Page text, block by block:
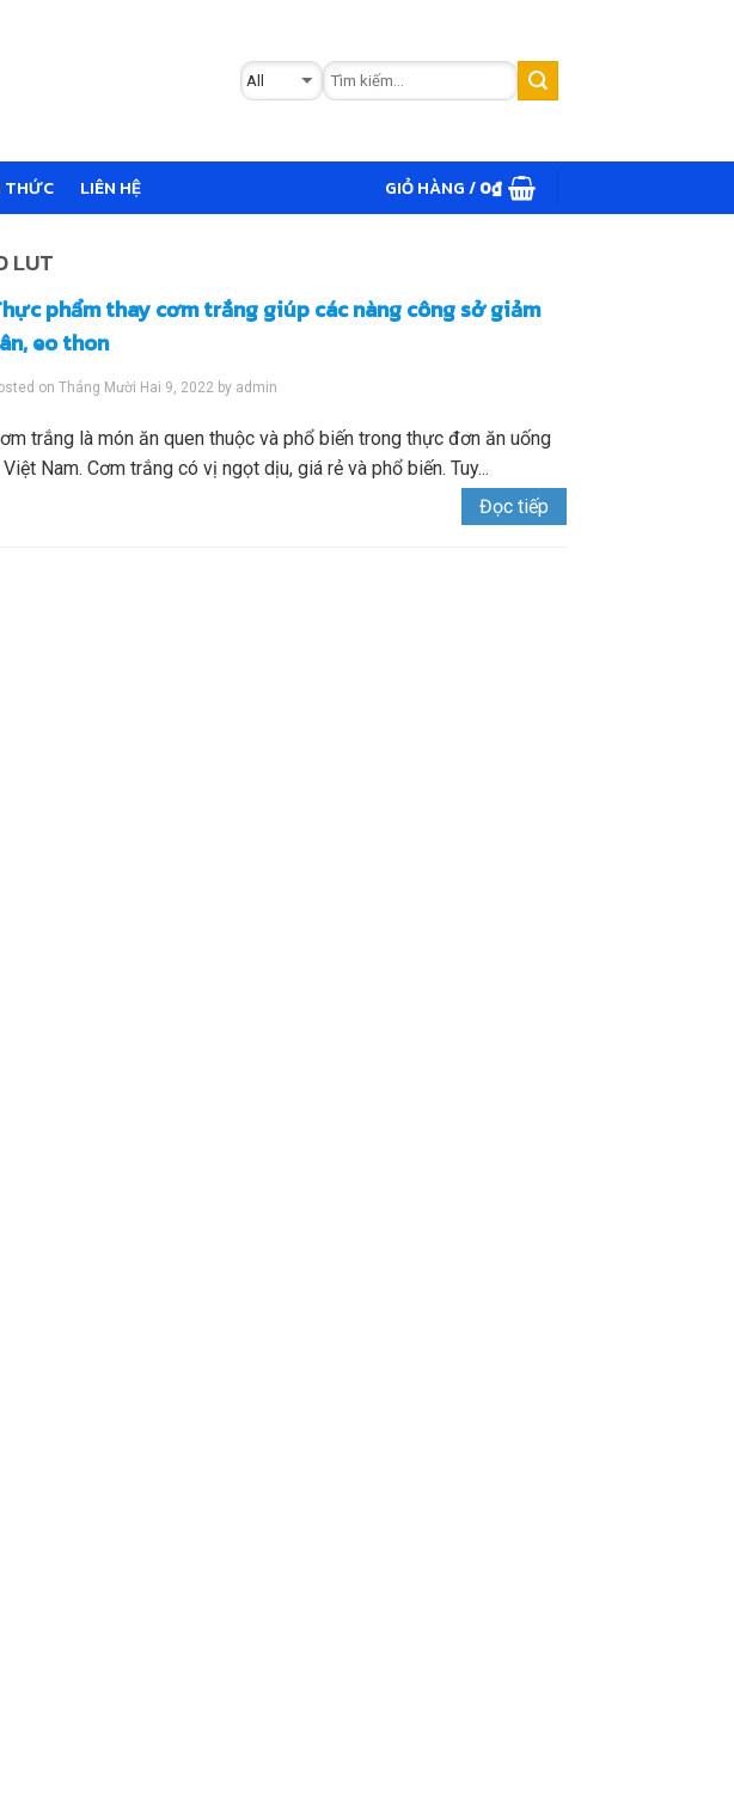
THỨC LIÊN HỆ GIỎ HÀNG /0₫
LUT
phẩm thay cơm trắng giúp các nàng công sở giảm
eo thon
onTháng Mười Hai 9, 2022 by admin
trắng là món ăn quen thuộc và phổ biến trong thực đơn ăn uống
Nam. Cơm trắng có vị ngọt dịu, giá rẻ và phổ biến. Tuy...
Đọc tiếp